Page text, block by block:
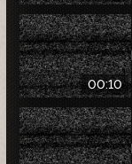
00:10